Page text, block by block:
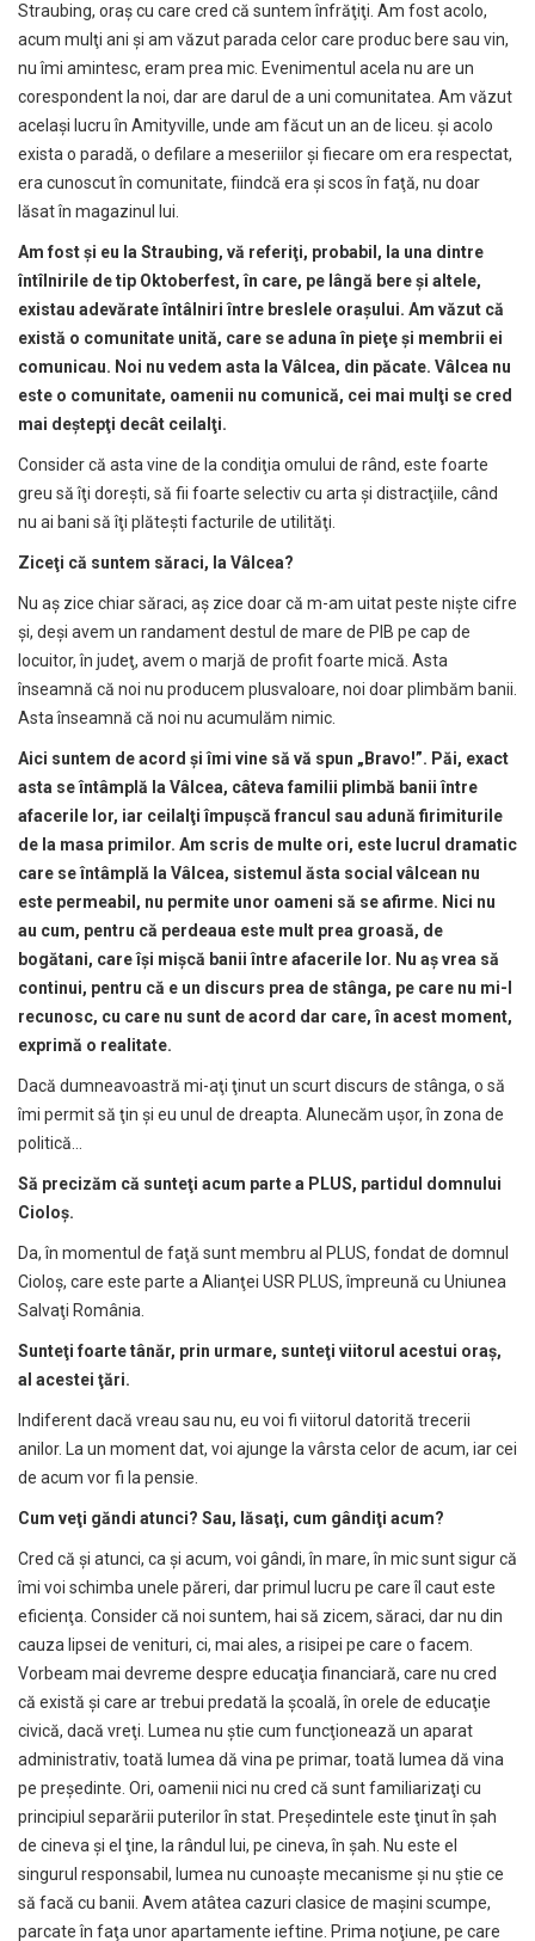
Straubing, oraş cu care cred că suntem înfrăţiţi. Am fost acolo,
acum mulţi ani şi am văzut parada celor care produc bere sau vin,
nu îmi amintesc, eram prea mic. Evenimentul acela nu are un
corespondent la noi, dar are darul de a uni comunitatea. Am văzut
acelaşi lucru în Amityville, unde am făcut un an de liceu. şi acolo
exista o paradă, o defilare a meseriilor şi fiecare om era respectat,
era cunoscut în comunitate, fiindcă era şi scos în faţă, nu doar
lăsat în magazinul lui.
Am fostşi eu la Straubing, vă referiţi, probabil, la una dintre
întîlnirile de tip Oktoberfest, în care, pe lângă bereşi altele,
existau adevărate întâlniri între breslele oraşului. Am văzut că
există o comunitate unită, care se aduna în pieţeşi membrii ei
comunicau. Noi nu vedem asta la Vâlcea, din păcate. Vâlcea nu
este o comunitate, oamenii nu comunică, cei mai mul ţi se cred
mai deştepţi decât ceilal ţi.
Consider că asta vine de la condiţia omului de rând, este foarte
greu să îţi doreşti, să fii foarte selectiv cu arta şi distracţiile, când
nu ai bani să îţi plăteşti facturile de utilităţi.
Ziceţi că suntem săraci, la Vâlcea?
Nu aş zice chiar săraci, aş zice doar că m-am uitat peste nişte cifre
şi, deşi avem un randament destul de mare de PIB pe cap de
locuitor, în judeţ, avem o marjă de profit foarte mică. Asta
înseamnă că noi nu producem plusvaloare, noi doar plimbăm banii.
Asta înseamnă că noi nu acumulăm nimic.
Aici suntem de acord şi îmi vine să vă spun „Bravo!”. Păi, exact
asta se întâmpl ă la Vâlcea, câteva familii plimbă banii între
afacerile lor, iar ceilal ţi împuşcă francul sau adună firimiturile
de la masa primilor. Am scris de multe ori, este lucrul dramatic
care se întâmpl ă la Vâlcea, sistemul ăsta social vâlcean nu
este permeabil, nu permite unor oameni să se afirme. Nici nu
au cum, pentru că perdeaua este mult prea groasă, de
bogătani, care îşi mişcă banii între afacerile lor. Nu aşvrea să
continui, pentru că e un discurs prea de stânga, pe care nu mi-l
recunosc, cu care nu sunt de acord dar care, în acest moment,
exprimă o realitate.
Dacă dumneavoastră mi-aţi ţinut un scurt discurs de stânga, o să
îmi permit să ţin şi eu unul de dreapta. Alunecăm uşor, în zona de
politică…
Să precizăm că sunteţi acum parte a PLUS, partidul domnului
Cioloş.
Da, în momentul de faţă sunt membru al PLUS, fondat de domnul
Cioloş, care este parte a Alianţei USR PLUS, împreună cu Uniunea
Salvaţi România.
Sunteţi foarte tânăr, prin urmare, sunteţi viitorul acestui oraş,
al acestei ţări.
Indiferent dacă vreau sau nu, eu voi fi viitorul datorită trecerii
anilor. La un moment dat, voi ajunge la vârsta celor de acum, iar cei
de acum vor fi la pensie.
Cum veţi găndi atunci? Sau, l ăsaţi, cum gândiţi acum?
Cred că şi atunci, ca şi acum, voi gândi, în mare, în mic sunt sigur că
îmi voi schimba unele păreri, dar primul lucru pe care îl caut este
eficienţa. Consider că noi suntem, hai să zicem, săraci, dar nu din
cauza lipsei de venituri, ci, mai ales, a risipei pe care o facem.
Vorbeam mai devreme despre educaţia financiară, care nu cred
că există şi care ar trebui predată la şcoală, în orele de educaţie
civică, dacă vreţi. Lumea nu ştie cum funcţionează un aparat
administrativ, toată lumea dă vina pe primar, toată lumea dă vina
pe preşedinte. Ori, oamenii nici nu cred că sunt familiarizaţi cu
principiul separării puterilor în stat. Preşedintele este ţinut în şah
de cineva şi el ţine, la rândul lui, pe cineva, în şah. Nu este el
singurul responsabil, lumea nu cunoaşte mecanisme şi nu ştie ce
să facă cu banii. Avem atâtea cazuri clasice de maşini scumpe,
parcate în faţa unor apartamente ieftine. Prima noţiune, pe care